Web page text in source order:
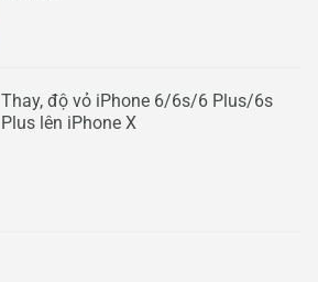
Thay, độ vỏ iPhone 6/6s/6 Plus/6s
Plus lên iPhone X